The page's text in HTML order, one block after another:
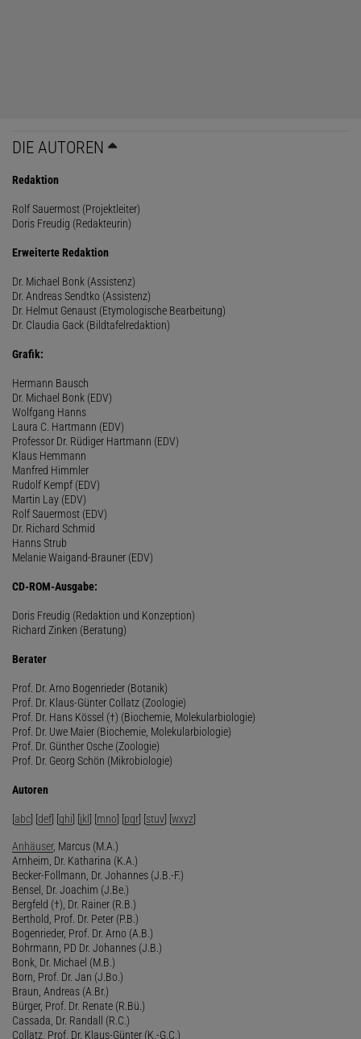
DIE AUTOREN
Redaktion
Rolf Sauermost (Projektleiter)
Doris Freudig (Redakteurin)
Erweiterte Redaktion
Dr. Michael Bonk (Assistenz)
Dr. Andreas Sendtko (Assistenz)
Dr. Helmut Genaust (Etymologische Bearbeitung)
Dr. Claudia Gack (Bildtafelredaktion)
Grafik:
Hermann Bausch
Dr. Michael Bonk (EDV)
Wolfgang Hanns
Laura C. Hartmann (EDV)
Professor Dr. Rüdiger Hartmann (EDV)
Klaus Hemmann
Manfred Himmler
Rudolf Kempf (EDV)
Martin Lay (EDV)
Rolf Sauermost (EDV)
Dr. Richard Schmid
Hanns Strub
Melanie Waigand-Brauner (EDV)
CD-ROM-Ausgabe:
Doris Freudig (Redaktion und Konzeption)
Richard Zinken (Beratung)
Berater
Prof. Dr. Arno Bogenrieder (Botanik)
Prof. Dr. Klaus-Günter Collatz (Zoologie)
Prof. Dr. Hans Kössel (†) (Biochemie, Molekularbiologie)
Prof. Dr. Uwe Maier (Biochemie, Molekularbiologie)
Prof. Dr. Günther Osche (Zoologie)
Prof. Dr. Georg Schön (Mikrobiologie)
Autoren
[abc] [def] [ghi] [jkl] [mno] [pqr] [stuv] [wxyz]
Anhäuser, Marcus (M.A.)
Arnheim, Dr. Katharina (K.A.)
Becker-Follmann, Dr. Johannes (J.B.-F.)
Bensel, Dr. Joachim (J.Be.)
Bergfeld (†), Dr. Rainer (R.B.)
Berthold, Prof. Dr. Peter (P.B.)
Bogenrieder, Prof. Dr. Arno (A.B.)
Bohrmann, PD Dr. Johannes (J.B.)
Bonk, Dr. Michael (M.B.)
Born, Prof. Dr. Jan (J.Bo.)
Braun, Andreas (A.Br.)
Bürger, Prof. Dr. Renate (R.Bü.)
Cassada, Dr. Randall (R.C.)
Collatz, Prof. Dr. Klaus-Günter (K.-G.C.)